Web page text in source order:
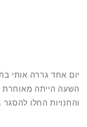
יום אחד גררה אותי
והחנויות החלו להסגר